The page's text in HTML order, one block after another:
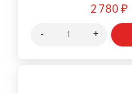
2 780₽
- +